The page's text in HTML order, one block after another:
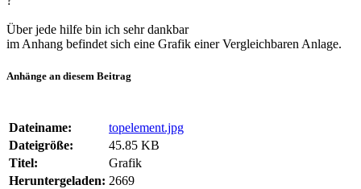
Über jede hilfe bin ich sehr dankbar
im Anhang befindet sich eine Grafik einer Vergleichbaren Anlage.
Anhänge an diesem Beitrag
Dateiname:
topelement.jpg
Dateigröße:
45.85 KB
Titel:
Grafik
Heruntergeladen: 2669